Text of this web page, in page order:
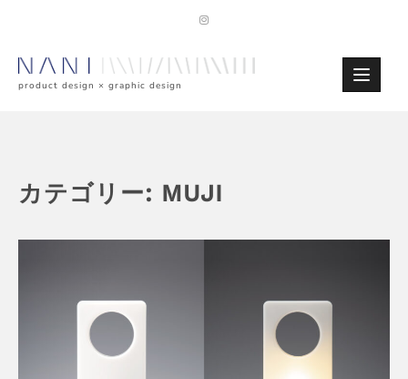
product design × graphic design
カテゴリー: MUJI